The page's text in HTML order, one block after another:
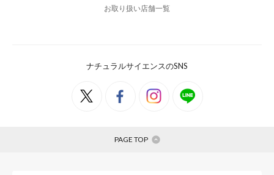
お取り扱い店舗一覧
ナチュラルサイエンスのSNS
PAGE TOP